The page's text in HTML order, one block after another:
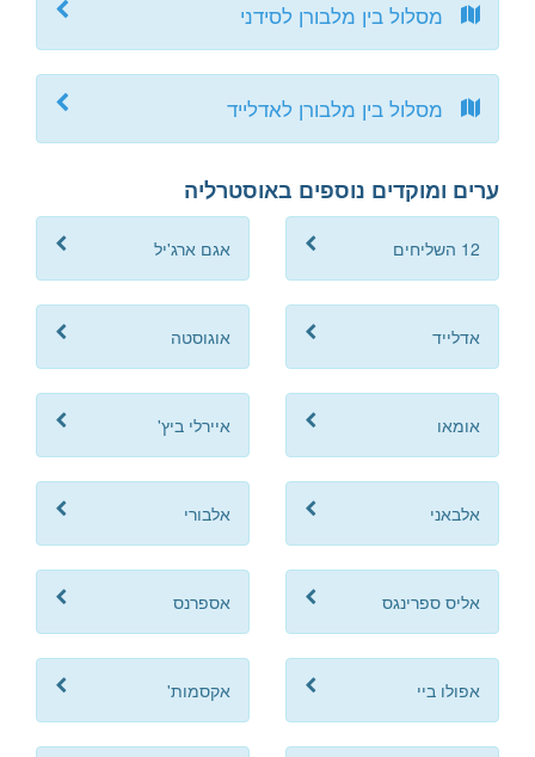
מסלול בין מלבורן לסידני
מסלול בין מלבורן לאדלייד
ערים ומוקדים נוספים באוסטרליה
12 השליחים אגם ארג'יל
אדלייד אוגוסטה
אומאו איירלי ביץ'
אלבאני אלבורי
אליס ספרינגס אספרנס
אפולו ביי אקסמות'